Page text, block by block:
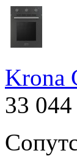
Krona
33 044